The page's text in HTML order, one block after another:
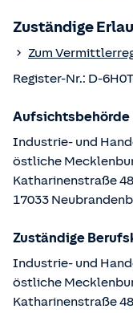
Zuständige
Zum
Register-Nr.: D-
Aufsichtsbehörde
Industrie- und
östliche
Katharinenstraße48
17033
Zuständige
Industrie- und
östliche
Katharinenstraße48